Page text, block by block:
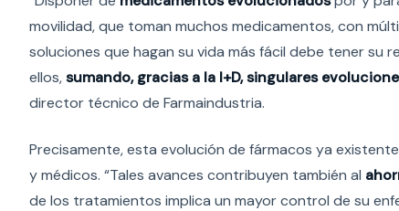
movilidad, que toman muchos medicamentos, con
soluciones que hagan su vida más fácil debe tener su
ellos,sumando, gracias a la I+D, singulares
director técnico de Farmaindustria.
Precisamente, esta evolución de fármacos ya
y médicos. “Tales avances contribuyen también al
de los tratamientos implica un mayor control de su